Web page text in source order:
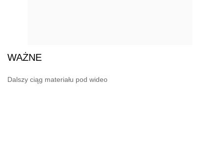
WAŻNE
Dalszy ciąg materiału pod wideo